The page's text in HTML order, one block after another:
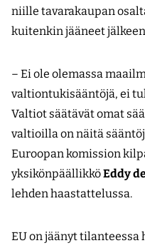
niille tavarakaupan
kuitenkin jääneet
– Ei ole olemassa
valtiontukisääntöjä, ei
Valtiot säätävät omat
valtioilla on näitä
Euroopan komission
yksikönpäällikköEddy
lehden haastattelussa.
EU on jäänyt tilanteessa